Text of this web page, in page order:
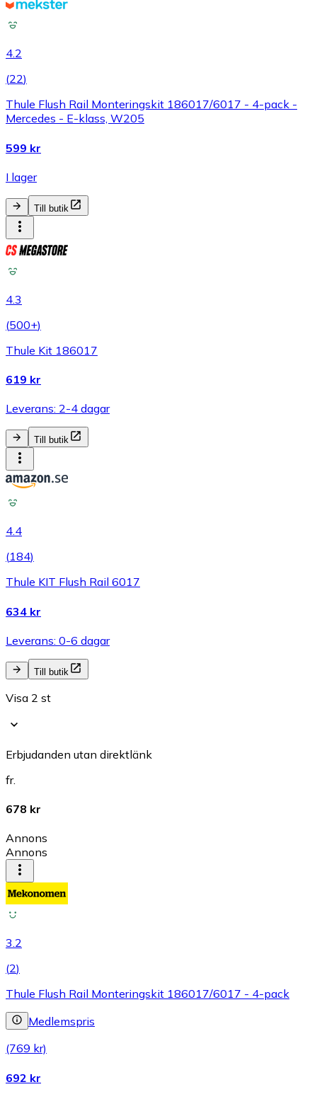
4.2
(22)
Thule Flush Rail Monteringskit 186017/6017 - 4-pack -
Mercedes - E-klass, W205
599 kr
I lager
Till butik
4.3
(500+)
Thule Kit 186017
619 kr
Leverans: 2-4 dagar
Till butik
4.4
(184)
Thule KIT Flush Rail 6017
634 kr
Leverans: 0-6 dagar
Till butik
Visa 2 st
Erbjudanden utan direktlänk
fr.
678 kr
Annons
Annons
3.2
(2)
Thule Flush Rail Monteringskit 186017/6017 - 4-pack
Medlemspris
(769 kr)
692 kr